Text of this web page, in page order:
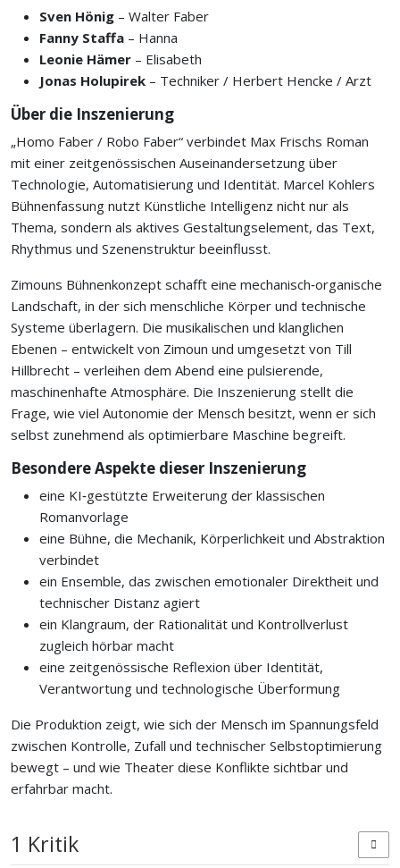
Sven Hönig – Walter Faber
Fanny Staffa – Hanna
Leonie Hämer – Elisabeth
Jonas Holupirek – Techniker / Herbert Hencke / Arzt
Über die Inszenierung
„Homo Faber / Robo Faber“ verbindet Max Frischs Roman
mit einer zeitgenössischen Auseinandersetzung über
Technologie, Automatisierung und Identität. Marcel Kohlers
Bühnenfassung nutzt Künstliche Intelligenz nicht nur als
Thema, sondern als aktives Gestaltungselement, das Text,
Rhythmus und Szenenstruktur beeinflusst.
Zimouns Bühnenkonzept schafft eine mechanisch‑organische
Landschaft, in der sich menschliche Körper und technische
Systeme überlagern. Die musikalischen und klanglichen
Ebenen – entwickelt von Zimoun und umgesetzt von Till
Hillbrecht – verleihen dem Abend eine pulsierende,
maschinenhafte Atmosphäre. Die Inszenierung stellt die
Frage, wie viel Autonomie der Mensch besitzt, wenn er sich
selbst zunehmend als optimierbare Maschine begreift.
Besondere Aspekte dieser Inszenierung
eine KI‑gestützte Erweiterung der klassischen
Romanvorlage
eine Bühne, die Mechanik, Körperlichkeit und Abstraktion
verbindet
ein Ensemble, das zwischen emotionaler Direktheit und
technischer Distanz agiert
ein Klangraum, der Rationalität und Kontrollverlust
zugleich hörbar macht
eine zeitgenössische Reflexion über Identität,
Verantwortung und technologische Überformung
Die Produktion zeigt, wie sich der Mensch im Spannungsfeld
zwischen Kontrolle, Zufall und technischer Selbstoptimierung
bewegt – und wie Theater diese Konflikte sichtbar und
erfahrbar macht.
1 Kritik